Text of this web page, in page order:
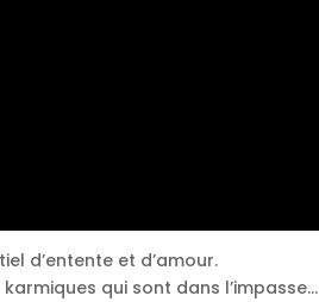
d’entente et d’amour.
qui sont dans l’impasse…